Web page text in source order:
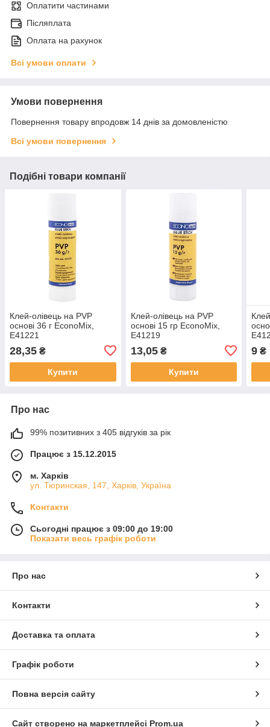
Оплатити частинами
Післяплата
Оплата на рахунок
Всі умови оплати
Умови повернення
Повернення товару впродовж 14 днів за домовленістю
Всі умови повернення
Подібні товари компанії
Клей-олівець на PVP
основі 36 г EconoMix,
Е41221
28,35 ₴
Купити
Клей-олівець на PVP
основі 15 гр EconoMix,
Е41219
13,05₴
Купити
9 ₴
Про нас
99% позитивних з 405 відгуків за рік
Працює з 15.12.2015
м. Харків
ул. Тюринская, 147, Харків, Україна
Контакти
Сьогодні працює з 09:00 до 19:00
Показати весь графік роботи
Про нас
Контакти
Доставка та оплата
Графік роботи
Повна версія сайту
Сайт створено на маркетплейсі Prom.ua